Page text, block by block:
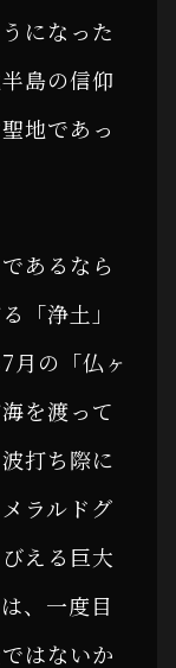
になった
島の信仰
地であっ
あるなら
「浄土」
月の「仏ヶ
を渡って
打ち際に
ラルドグ
える巨大
、一度目
はないか